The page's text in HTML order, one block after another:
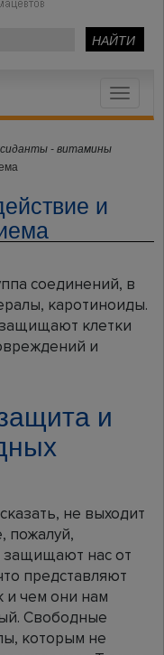
Toggle
- витамины
и
соединений, в
каротиноиды.
клетки
и
и
не выходит
пожалуй,
защищают нас от
представляют
и чем они нам
Свободные
которым не